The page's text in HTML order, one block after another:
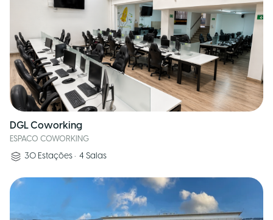
DGL Coworking
ESPACO COWORKING
30 Estações • 4 Salas